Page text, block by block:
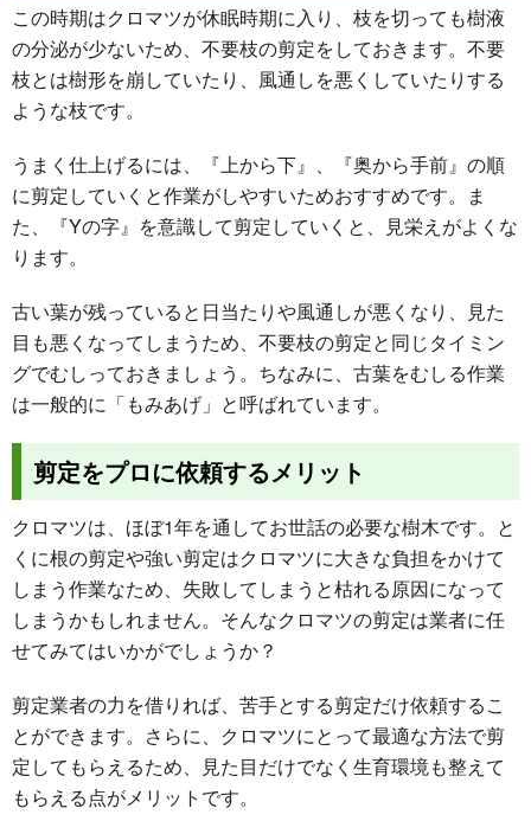
この時期はクロマツが休眠時期に入り、枝を切っても樹液
の分泌が少ないため、不要枝の剪定をしておきます。不要
枝とは樹形を崩していたり、風通しを悪くしていたりする
ような枝です。
うまく仕上げるには、『上から下』、『奥から手前』の順
に剪定していくと作業がしやすいためおすすめです。ま
た、『Yの字』を意識して剪定していくと、見栄えがよくな
ります。
古い葉が残っていると日当たりや風通しが悪くなり、見た
目も悪くなってしまうため、不要枝の剪定と同じタイミン
グでむしっておきましょう。ちなみに、古葉をむしる作業
は一般的に「もみあげ」と呼ばれています。
剪定をプロに依頼するメリット
クロマツは、ほぼ1年を通してお世話の必要な樹木です。と
くに根の剪定や強い剪定はクロマツに大きな負担をかけて
しまう作業なため、失敗してしまうと枯れる原因になって
しまうかもしれません。そんなクロマツの剪定は業者に任
せてみてはいかがでしょうか？
剪定業者の力を借りれば、苦手とする剪定だけ依頼するこ
とができます。さらに、クロマツにとって最適な方法で剪
定してもらえるため、見た目だけでなく生育環境も整えて
もらえる点がメリットです。